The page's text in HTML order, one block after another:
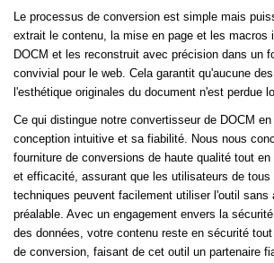
Le processus de conversion est simple mais
extrait le contenu, la mise en page et les macros
DOCM et les reconstruit avec précision dans un
convivial pour le web. Cela garantit qu'aucune
l'esthétique originales du document n'est perdue
Ce qui distingue notre convertisseur de DOCM
conception intuitive et sa fiabilité. Nous nous
fourniture de conversions de haute qualité tout
et efficacité, assurant que les utilisateurs de tous
techniques peuvent facilement utiliser l'outil sans
préalable. Avec un engagement envers la
des données, votre contenu reste en sécurité
de conversion, faisant de cet outil un partenaire